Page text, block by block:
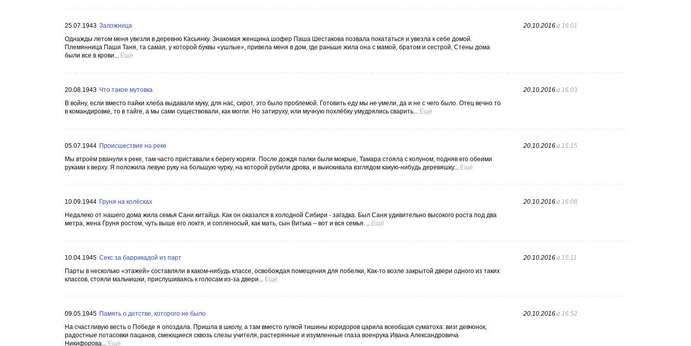
25.07.1943 Заложница
Однажды летом меня увезли в деревню Касьянку. Знакомая женщина шофер Паша Шестакова позвала покататься и увезла к себе домой.
Племянница Паши Таня, та самая, у которой буквы «ушлые», привела меня в дом, где раньше жила она с мамой, братом и сестрой, Стены дома
были все в крови... Ещё
20.10.2016 в 16:01
20.08.1943 Что такое мутовка
В войну, если вместо пайки хлеба выдавали муку, для нас, сирот, это было проблемой. Готовить еду мы не умели, да и не с чего было. Отец вечно то
в командировке, то в тайге, а мы сами существовали, как могли. Но затируху, или мучную похлёбку умудрялись сварить... Ещё
20.10.2016 в 16:03
05.07.1944 Происшествие на реке
Мы втроём рванули к реке, там часто приставали к берегу коряги. После дождя палки были мокрые, Тамара стояла с колуном, подняв его обеими
руками к верху. Я положила левую руку на большую чурку, на которой рубили дрова, и выискивала взглядом какую-нибудь деревяшку... Ещё
20.10.2016 в 15:15
10.09.1944 Груня на колёсках
Недалеко от нашего дома жила семья Сани китайца. Как он оказался в холодной Сибири - загадка. Был Саня удивительно высокого роста под два
метра, жена Груня ростом, чуть выше его локтя, и сопленосый, как мать, сын Витька – вот и вся семья. .. Ещё
20.10.2016 в 16:08
10.04.1945 Секс за баррикадой из парт
Парты в несколько «этажей» составляли в каком-нибудь классе, освобождая помещения для побелки, Как-то возле закрытой двери одного из таких
классов, стояли мальчишки, прислушиваясь к голосам из-за двери... Ещё
20.10.2016 в 15:11
09.05.1945 Память о детстве, которого не было
На счастливую весть о Победе я опоздала. Пришла в школу, а там вместо гулкой тишины коридоров царила всеобщая суматоха: визг девчонок,
радостные потасовки пацанов, смеющиеся сквозь слезы учителя, растерянные и изумленные глаза военрука Ивана Александровича
Никифорова... Ещё
20.10.2016 в 16:52